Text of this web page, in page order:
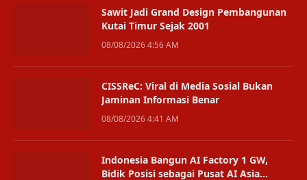
Sawit Jadi Grand Design Pembangunan
Kutai Timur Sejak 2001
08/08/2026 4:56 AM
CISSReC: Viral di Media Sosial Bukan
Jaminan Informasi Benar
08/08/2026 4:41 AM
Indonesia Bangun AI Factory 1 GW,
Bidik Posisi sebagai Pusat AI Asia